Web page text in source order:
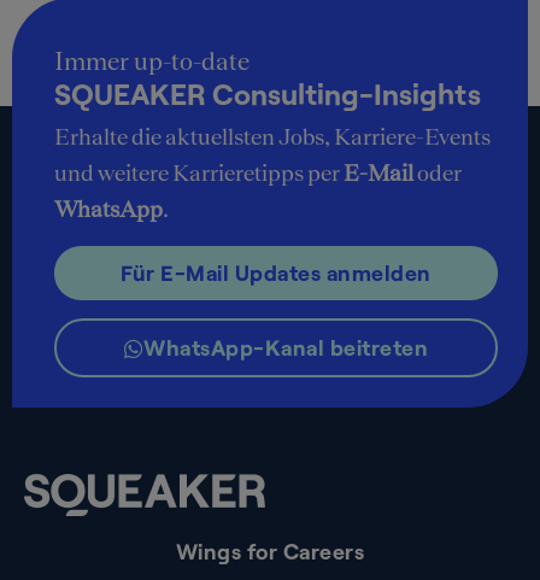
Wings for Careers
Immer up-to-date
SQUEAKER Consulting-Insights
Erhalte die aktuellsten Jobs, Karriere-Events
und weitere Karrieretipps perE-Mailoder
WhatsApp.
Für E-Mail Updates anmelden
WhatsApp-Kanal beitreten